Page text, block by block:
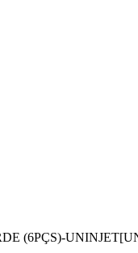
(6PÇS)-